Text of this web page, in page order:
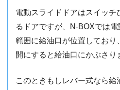
電動スライドドアはスイッチ
るドアですが、N-BOXでは
範囲に給油口が位置しており
開にすると給油口にかぶさり
このときもしレバー式なら給